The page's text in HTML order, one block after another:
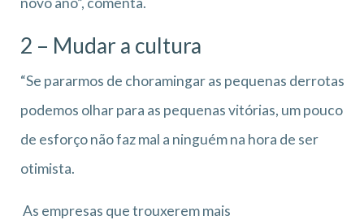
2 – Mudar a cultura
“Se pararmos de choramingar as pequenas derrotas
podemos olhar para as pequenas vitórias, um pouco
de esforço não faz mal a ninguém na hora de ser
otimista.
As empresas que trouxerem mais